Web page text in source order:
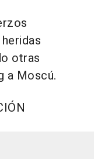
otras
a Moscú.